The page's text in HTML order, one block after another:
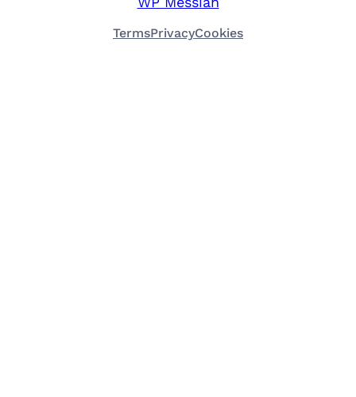
TermsPrivacyCookies